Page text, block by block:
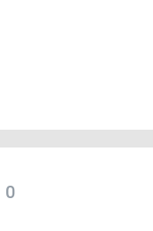
0